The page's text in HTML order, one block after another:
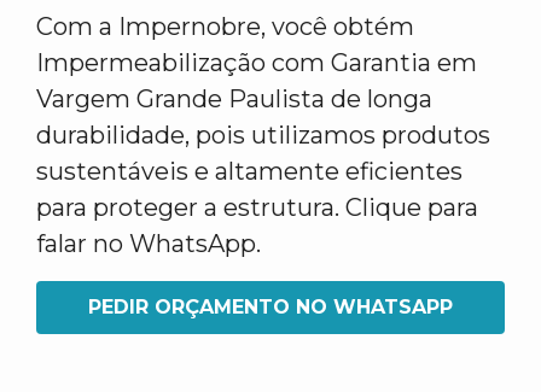
Com a Impernobre, você obtém
Impermeabilização com Garantia em
Vargem Grande Paulista de longa
durabilidade, pois utilizamos produtos
sustentáveis e altamente eficientes
para proteger a estrutura. Clique para
falar no WhatsApp.
PEDIR ORÇAMENTO NO WHATSAPP